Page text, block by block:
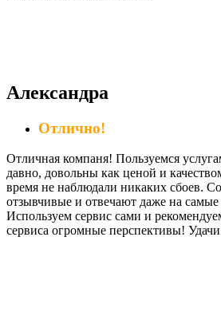
Александра
Отлично!
Отличная компаня! Пользуемся
давно, довольны как ценой и
время не наблюдали никаких сбоев.
отзывчивые и отвечают даже на
Используем сервис сами и
сервиса огромные перспективы!